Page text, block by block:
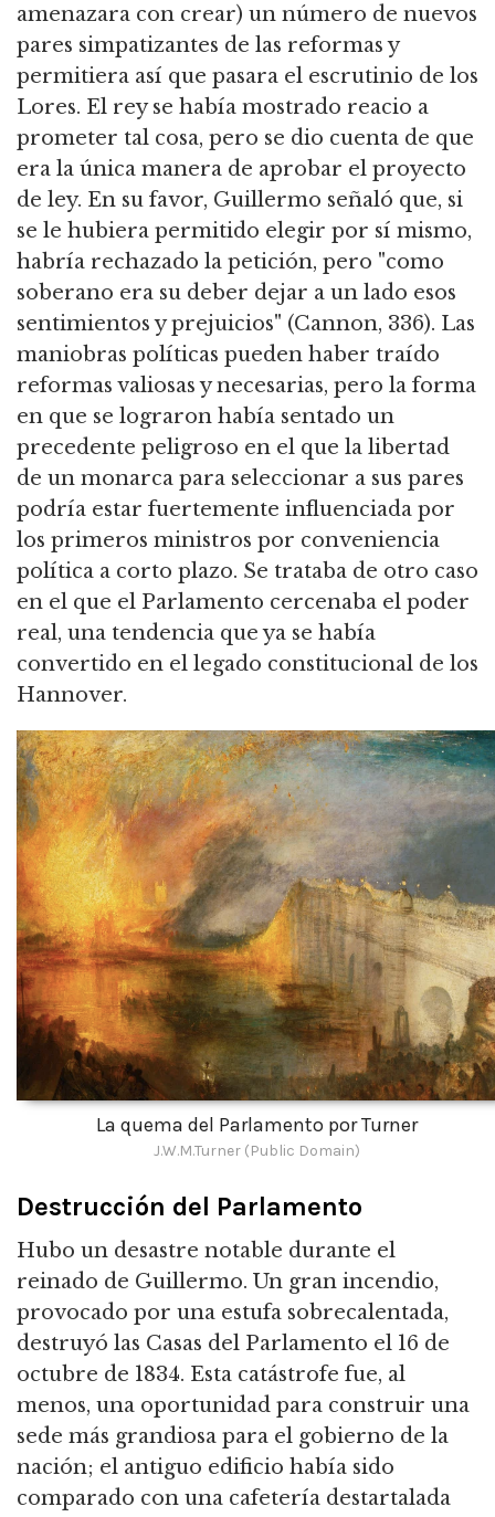
amenazara con crear) un número de nuevos
pares simpatizantes de las reformas y
permitiera así que pasara el escrutinio de los
Lores. El rey se había mostrado reacio a
prometer tal cosa, pero se dio cuenta de que
era la única manera de aprobar el proyecto
de ley. En su favor, Guillermo señaló que, si
se le hubiera permitido elegir por sí mismo,
habría rechazado la petición, pero "como
soberano era su deber dejar a un lado esos
sentimientos y prejuicios" (Cannon, 336). Las
maniobras políticas pueden haber traído
reformas valiosas y necesarias, pero la forma
en que se lograron había sentado un
precedente peligroso en el que la libertad
de un monarca para seleccionar a sus pares
podría estar fuertemente influenciada por
los primeros ministros por conveniencia
política a corto plazo. Se trataba de otro caso
en el que el Parlamento cercenaba el poder
real, una tendencia que ya se había
convertido en el legado constitucional de los
Hannover.
La quema del Parlamento por Turner
J.W.M.Turner (Public Domain)
Destrucción del Parlamento
Hubo un desastre notable durante el
reinado de Guillermo. Un gran incendio,
provocado por una estufa sobrecalentada,
destruyó las Casas del Parlamento el 16 de
octubre de 1834. Esta catástrofe fue, al
menos, una oportunidad para construir una
sede más grandiosa para el gobierno de la
nación; el antiguo edificio había sido
comparado con una cafetería destartalada